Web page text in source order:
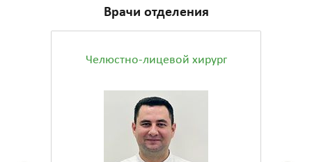
Врачи отделения
Челюстно-лицевой хирург